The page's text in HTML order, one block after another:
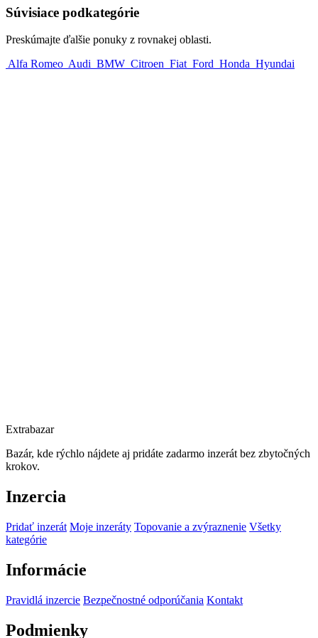
Súvisiace podkategórie
Preskúmajte ďalšie ponuky z rovnakej oblasti.
Alfa Romeo Audi BMW Citroen Fiat Ford Honda Hyundai
Extrabazar
Bazár, kde rýchlo nájdete aj pridáte zadarmo inzerát bez zbytočných
krokov.
Inzercia
Pridať inzerát Moje inzeráty Topovanie a zvýraznenie Všetky
kategórie
Informácie
Pravidlá inzercie Bezpečnostné odporúčania Kontakt
Podmienky